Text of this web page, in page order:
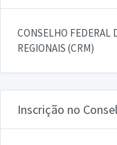
CONSELHO FEDERAL
REGIONAIS (CRM)
Inscrição no